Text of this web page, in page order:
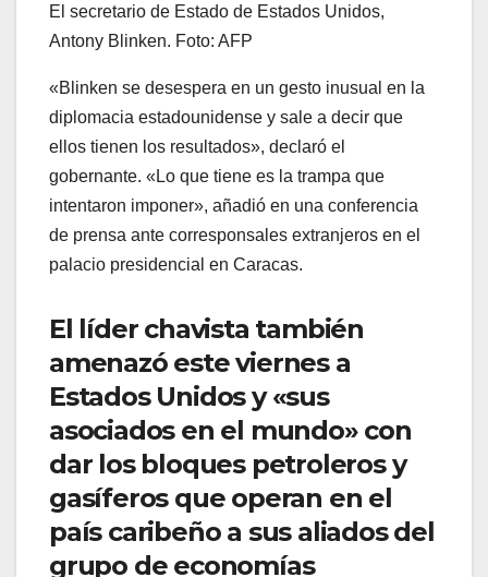
El secretario de Estado de Estados Unidos,
Antony Blinken. Foto: AFP
«Blinken se desespera en un gesto inusual en la
diplomacia estadounidense y sale a decir que
ellos tienen los resultados», declaró el
gobernante. «Lo que tiene es la trampa que
intentaron imponer», añadió en una conferencia
de prensa ante corresponsales extranjeros en el
palacio presidencial en Caracas.
El líder chavista también
amenazó este viernes a
Estados Unidos y «sus
asociados en el mundo» con
dar los bloques petroleros y
gasíferos que operan en el
país caribeño a sus aliados del
grupo de economías